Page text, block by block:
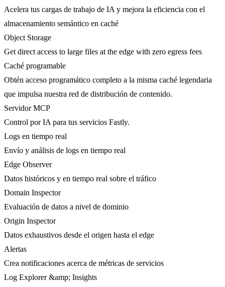
Acelera tus cargas de trabajo de IA y mejora la eficiencia con el
almacenamiento semántico en caché
Object Storage
Get direct access to large files at the edge with zero egress fees
Caché programable
Obtén acceso programático completo a la misma caché legendaria
que impulsa nuestra red de distribución de contenido.
Servidor MCP
Control por IA para tus servicios Fastly.
Logs en tiempo real
Envío y análisis de logs en tiempo real
Edge Observer
Datos históricos y en tiempo real sobre el tráfico
Domain Inspector
Evaluación de datos a nivel de dominio
Origin Inspector
Datos exhaustivos desde el origen hasta el edge
Alertas
Crea notificaciones acerca de métricas de servicios
Log Explorer &amp; Insights